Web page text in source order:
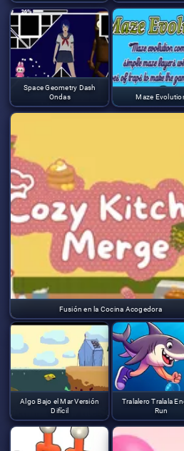
Space Geometry Dash
Ondas
Maze
Fusión en la Cocina Acogedora
Algo Bajo el Mar Versión
Difícil
Tralalero Tralala
Run